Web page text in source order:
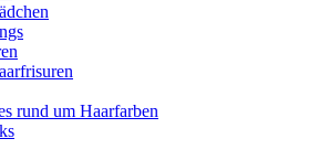
rund um Haarfarben